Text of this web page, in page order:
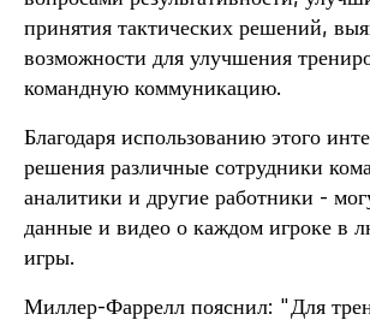
принятия тактических решений,
возможности для улучшения
командную коммуникацию.
Благодаря использованию этого
решения различные сотрудники
аналитики и другие работники -
данные и видео о каждом игроке в
игры.
Миллер-Фаррелл пояснил: "Для